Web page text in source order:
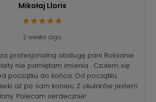
Mikołaj Lloris
★★★★★
2 weeks ago
profesjonalną obsługę pani Roksanie
nie pamiętam imienia . Czułem się
początku do końca. Od początku
aż po sam koniec. Z okularów jestem
Polecam serdecznie!